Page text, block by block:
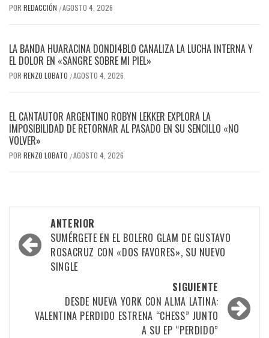
POR REDACCIÓN /AGOSTO 4, 2026
LA BANDA HUARACINA DONDI4BLO CANALIZA LA LUCHA INTERNA Y
EL DOLOR EN «SANGRE SOBRE MI PIEL»
POR RENZO LOBATO /AGOSTO 4, 2026
EL CANTAUTOR ARGENTINO ROBYN LEKKER EXPLORA LA
IMPOSIBILIDAD DE RETORNAR AL PASADO EN SU SENCILLO «NO
VOLVER»
POR RENZO LOBATO /AGOSTO 4, 2026
Navegación
por
las
ANTERIOR
SUMÉRGETE EN EL BOLERO GLAM DE GUSTAVO
ROSACRUZ CON «DOS FAVORES», SU NUEVO
SINGLE
SIGUIENTE
DESDE NUEVA YORK CON ALMA LATINA:
VALENTINA PERDIDO ESTRENA “CHESS” JUNTO
A SU EP “PERDIDO”